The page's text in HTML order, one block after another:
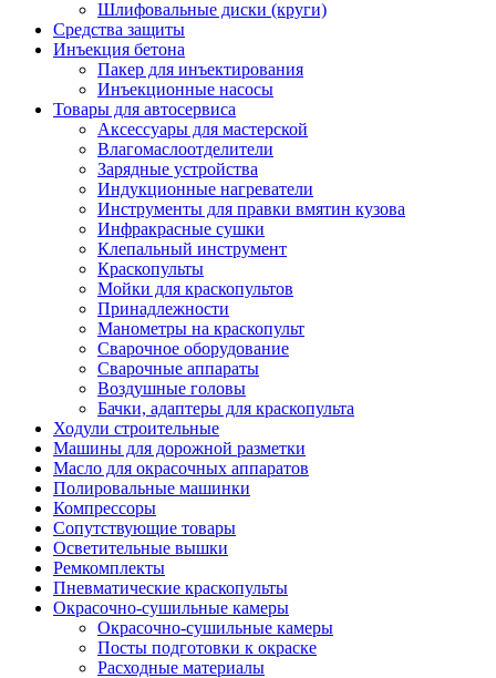
Шлифовальные диски (круги)
Средства защиты
Инъекция бетона
Пакер для инъектирования
Инъекционные насосы
Товары для автосервиса
Аксессуары для мастерской
Влагомаслоотделители
Зарядные устройства
Индукционные нагреватели
Инструменты для правки вмятин кузова
Инфракрасные сушки
Клепальный инструмент
Краскопульты
Мойки для краскопультов
Принадлежности
Манометры на краскопульт
Сварочное оборудование
Сварочные аппараты
Воздушные головы
Бачки, адаптеры для краскопульта
Ходули строительные
Машины для дорожной разметки
Масло для окрасочных аппаратов
Полировальные машинки
Компрессоры
Сопутствующие товары
Осветительные вышки
Ремкомплекты
Пневматические краскопульты
Окрасочно-сушильные камеры
Окрасочно-сушильные камеры
Посты подготовки к окраске
Расходные материалы